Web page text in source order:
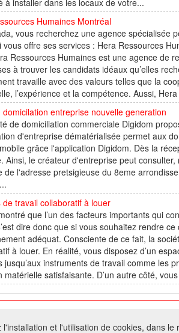
à installer dans les locaux de votre...
Humaines Montréal
vous recherchez une agence spécialisée
vous offre ses services : Hera Ressources
Ressources Humaines est une agence de
à trouver les candidats idéaux qu’elles
travaille avec des valeurs telles que la
l’expérience et la compétence. Aussi,
domicilation entreprise nouvelle generation
de domiciliation commerciale Digidom
d'entreprise dématérialisée permet aux
grâce l'application Digidom. Dès la
Ainsi, le créateur d'entreprise peut
de l'adresse pretsigieuse du 8eme
de travail collaboratif à louer
que l’un des facteurs importants qui
dire donc que si vous souhaitez rendre
adéquat. Consciente de ce fait, la
à louer. En réalité, vous disposez d’un
jusqu’aux instruments de travail comme les
matérielle satisfaisante. D’un autre côté,
reproduction du contenu de ce site, même
et l'utilisation de cookies, dans